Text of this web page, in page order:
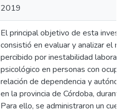
2019
El principal objetivo de esta
consistió en evaluar y analizar el
percibido por inestabilidad laboral
psicológico en personas con
relación de dependencia y
en la provincia de Córdoba,
Para ello, se administraron un